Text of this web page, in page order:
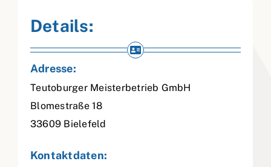
Details:
Adresse:
Teutoburger Meisterbetrieb GmbH
Blomestraße 18
33609 Bielefeld
Kontaktdaten: